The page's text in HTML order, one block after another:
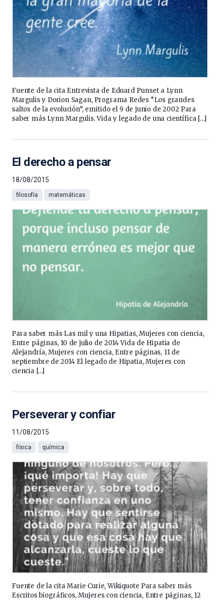
Fuente de la cita Entrevista de Eduard Punset a Lynn
Margulis y Dorion Sagan, Programa Redes “Los grandes
saltos de la evolución”, emitido el 9 de junio de 2002 Para
saber más Lynn Margulis. Vida y legado de una científica […]
El derecho a pensar
18/08/2015
filosofía matemáticas
Para saber más Las mil y una Hipatias, Mujeres con ciencia,
Entre páginas, 10 de julio de 2014 Vida de Hipatia de
Alejandría, Mujeres con ciencia, Entre páginas, 11 de
septiembre de 2014 El legado de Hipatia, Mujeres con
ciencia […]
Perseverar y confiar
11/08/2015
física química
Fuente de la cita Marie Curie, Wikiquote Para saber más
Escritos biográficos, Mujeres con ciencia, Entre páginas, 12